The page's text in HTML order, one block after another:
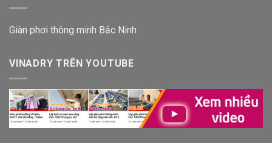
Giàn phơi thông minh Bắc Ninh
VINADRY TRÊN YOUTUBE